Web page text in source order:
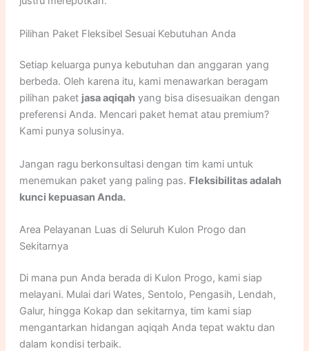
Pilihan Paket Fleksibel Sesuai Kebutuhan Anda
Setiap keluarga punya kebutuhan dan anggaran yang
berbeda. Oleh karena itu, kami menawarkan beragam
pilihan paket jasa aqiqahyang bisa disesuaikan dengan
preferensi Anda. Mencari paket hemat atau premium?
Kami punya solusinya.
Jangan ragu berkonsultasi dengan tim kami untuk
menemukan paket yang paling pas. Fleksibilitas adalah
kunci kepuasan Anda.
Area Pelayanan Luas di Seluruh Kulon Progo dan
Sekitarnya
Di mana pun Anda berada di Kulon Progo, kami siap
melayani. Mulai dari Wates, Sentolo, Pengasih, Lendah,
Galur, hingga Kokap dan sekitarnya, tim kami siap
mengantarkan hidangan aqiqah Anda tepat waktu dan
dalam kondisi terbaik.